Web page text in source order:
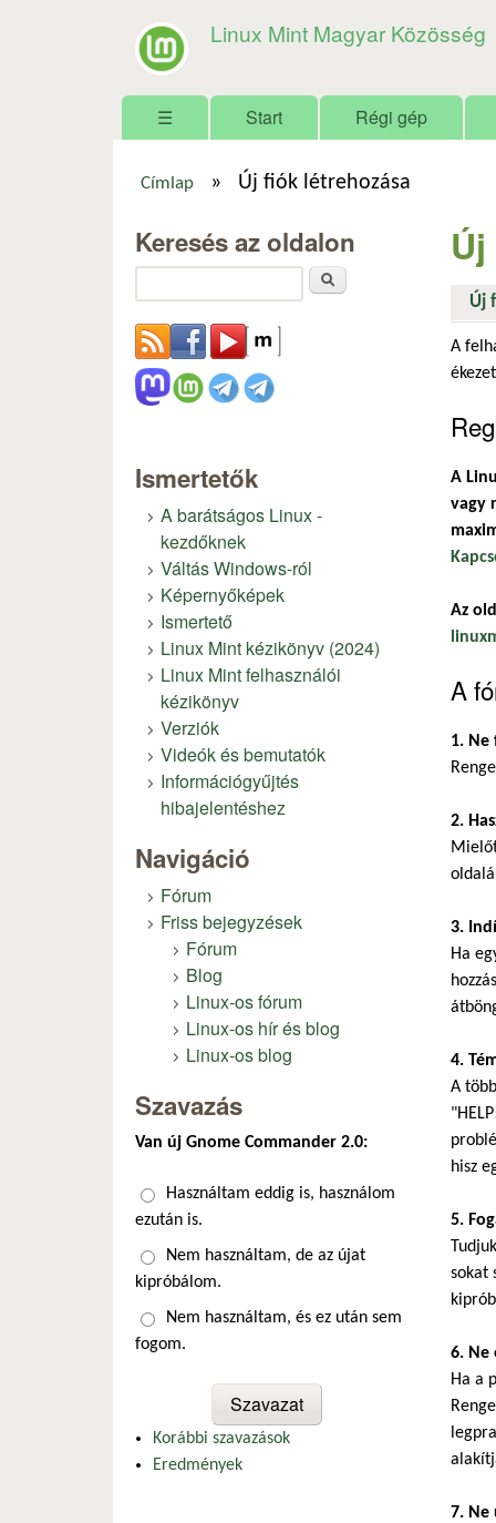
Linux Mint Magyar Közösség
Főmenü
☰ Start Régi gép
Címlap » Új fiók létrehozása
Új
A
A
vagy
Az
A
1. Ne
2.
3.
Ha
4.
A
hisz
5.
sokat
6. Ne
Ha a
7. Ne
Keresés az oldalon
Ismertetők
A barátságos Linux -
kezdőknek
Váltás Windows-ról
Képernyőképek
Ismertető
Linux Mint kézikönyv (2024)
Linux Mint felhasználói
kézikönyv
Verziók
Videók és bemutatók
Információgyűjtés
hibajelentéshez
Navigáció
Fórum
Friss bejegyzések
Fórum
Blog
Linux-os fórum
Linux-os hír és blog
Linux-os blog
Szavazás
Van új Gnome Commander 2.0:
Választások
Használtam eddig is, használom
ezután is.
Nem használtam, de az újat
kipróbálom.
Nem használtam, és ez után sem
fogom.
Korábbi szavazások
Eredmények